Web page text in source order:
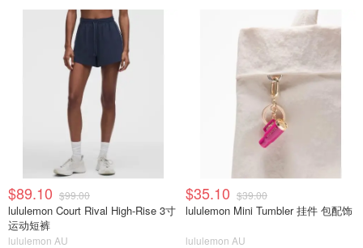
$89.10 $99.00
lululemon Court Rival High-Rise 3寸
运动短裤
lululemon AU
$35.10 $39.00
lululemon Mini Tumbler 挂件 包配饰
lululemon AU